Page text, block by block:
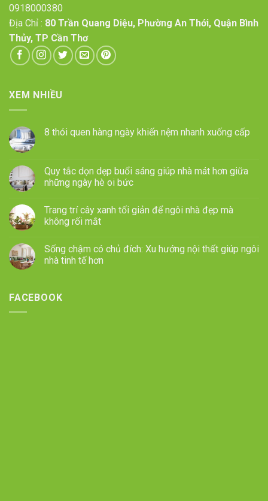
0918000380
Địa Chỉ : 80 Trần Quang Diệu, Phường An Thới, Quận Bình
Thủy, TP Cần Thơ
XEM NHIỀU
8 thói quen hàng ngày khiến nệm nhanh xuống cấp
Quy tắc dọn dẹp buổi sáng giúp nhà mát hơn giữa
những ngày hè oi bức
Trang trí cây xanh tối giản để ngôi nhà đẹp mà
không rối mắt
Sống chậm có chủ đích: Xu hướng nội thất giúp ngôi
nhà tinh tế hơn
FACEBOOK